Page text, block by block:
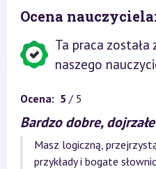
Ocena nauczyciela:
Ta praca
naszego
Ocena: 5 / 5
Bardzo dobre,
Masz logiczną,
przykłady i bogate